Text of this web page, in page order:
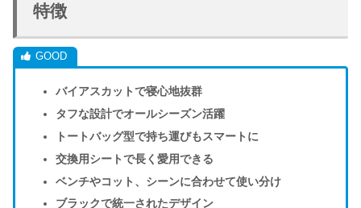
特徴
バイアスカットで寝心地抜群
タフな設計でオールシーズン活躍
トートバッグ型で持ち運びもスマートに
交換用シートで長く愛用できる
ベンチやコット、シーンに合わせて使い分け
ブラックで統一されたデザイン